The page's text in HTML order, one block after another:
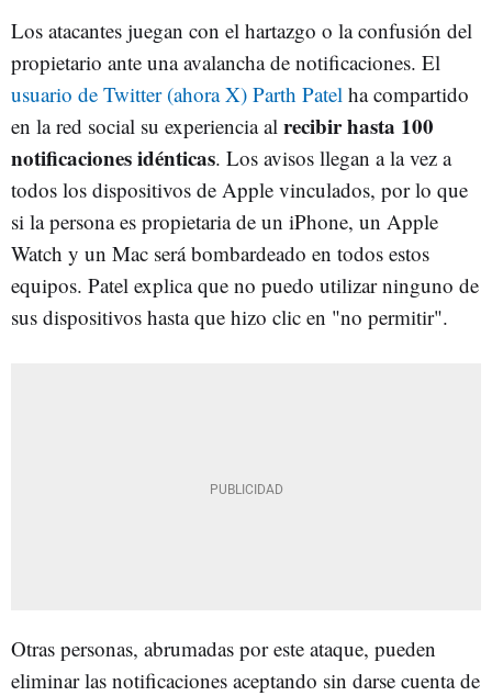
Los atacantes juegan con el hartazgo o la confusión del
propietario ante una avalancha de notificaciones. El
usuario de Twitter (ahora X) Parth Patel ha compartido
en la red social su experiencia al recibir hasta 100
notificaciones idénticas. Los avisos llegan a la vez a
todos los dispositivos de Apple vinculados, por lo que
si la persona es propietaria de un iPhone, un Apple
Watch y un Mac será bombardeado en todos estos
equipos. Patel explica que no puedo utilizar ninguno de
sus dispositivos hasta que hizo clic en "no permitir".
Otras personas, abrumadas por este ataque, pueden
eliminar las notificaciones aceptando sin darse cuenta de